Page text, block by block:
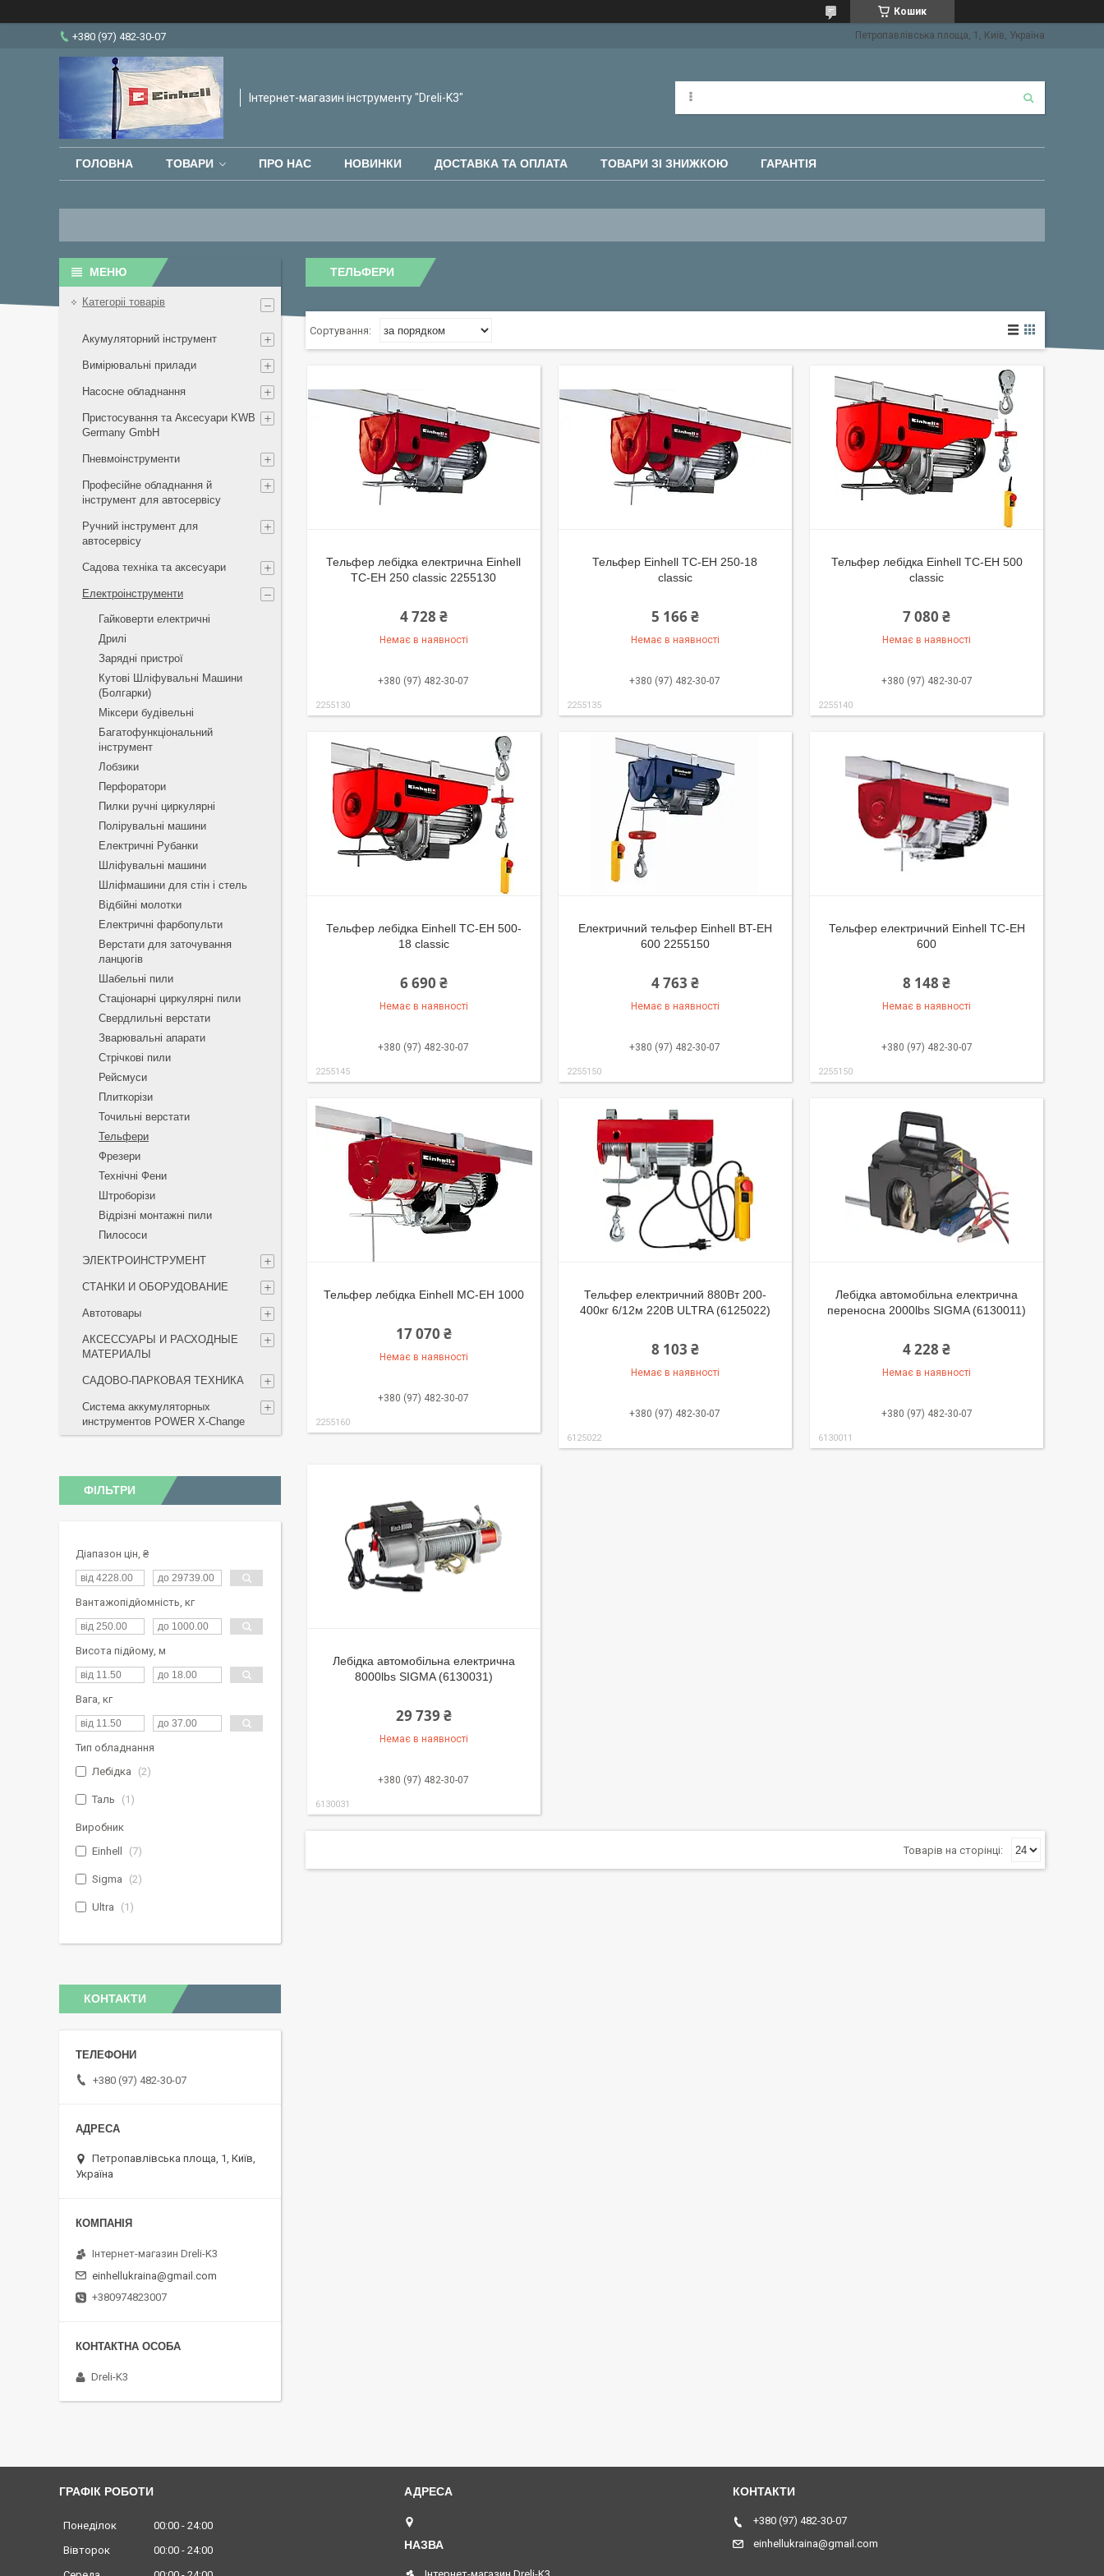
Кошик
+380 (97) 482-30-07 Петропавлівська площа, 1, Київ, Україна
Інтернет-магазин інструменту "Dreli-K3"
ГОЛОВНА ТОВАРИ ПРО НАС НОВИНКИ ДОСТАВКА ТА ОПЛАТА ТОВАРИ ЗІ ЗНИЖКОЮ ГАРАНТІЯ
ТЕЛЬФЕРИ
Тельфер лебідка електрична Einhell
TC-EH 250 classic 2255130
4 728 ₴
Немає в наявності
+380 (97) 482-30-07
2255130
Тельфер Einhell TC-EH 250-18
classic
5 166 ₴
Немає в наявності
+380 (97) 482-30-07
2255135
Тельфер лебідка Einhell TC-EH 500
classic
7 080 ₴
Немає в наявності
+380 (97) 482-30-07
2255140
Тельфер лебідка Einhell TC-EH 500-
18 classic
6 690 ₴
Немає в наявності
+380 (97) 482-30-07
2255145
Електричний тельфер Einhell BT-EH
600 2255150
4 763 ₴
Немає в наявності
+380 (97) 482-30-07
2255150
Тельфер електричний Einhell TC-EH
600
8 148 ₴
Немає в наявності
+380 (97) 482-30-07
2255150
Тельфер лебідка Einhell МС-EH 1000
17 070 ₴
Немає в наявності
+380 (97) 482-30-07
2255160
Тельфер електричний 880Вт 200-
400кг 6/12м 220В ULTRA (6125022)
8 103 ₴
Немає в наявності
+380 (97) 482-30-07
6125022
Лебідка автомобільна електрична
переносна 2000lbs SIGMA (6130011)
4 228 ₴
Немає в наявності
+380 (97) 482-30-07
6130011
Лебідка автомобільна електрична
8000lbs SIGMA (6130031)
29 739 ₴
Немає в наявності
+380 (97) 482-30-07
6130031
Категоріі товарів
Акумуляторний інструмент
Вимірювальні прилади
Насосне обладнання
Пристосування та Аксесуари KWB
Germany GmbH
Пневмоінструменти
Професійне обладнання й
інструмент для автосервісу
Ручний інструмент для
автосервісу
Садова техніка та аксесуари
Електроінструменти
Гайковерти електричні
Дрилі
Зарядні пристрої
Кутові Шліфувальні Машини
(Болгарки)
Міксери будівельні
Багатофункціональний
інструмент
Лобзики
Перфоратори
Пилки ручні циркулярні
Полірувальні машини
Електричні Рубанки
Шліфувальні машини
Шліфмашини для стін і стель
Відбійні молотки
Електричні фарбопульти
Верстати для заточування
ланцюгів
Шабельні пили
Стаціонарні циркулярні пили
Свердлильні верстати
Зварювальні апарати
Стрічкові пили
Рейсмуси
Плиткорізи
Точильні верстати
Тельфери
Фрезери
Технічні Фени
Штроборізи
Відрізні монтажні пили
Пилососи
ЭЛЕКТРОИНСТРУМЕНТ
СТАНКИ И ОБОРУДОВАНИЕ
Автотовары
АКСЕССУАРЫ И РАСХОДНЫЕ
МАТЕРИАЛЫ
САДОВО-ПАРКОВАЯ ТЕХНИКА
Система аккумуляторных
инструментов POWER X-Change
ФІЛЬТРИ
Діапазон цін, ₴
Вантажопідйомність, кг
Висота підйому, м
Вага, кг
Тип обладнання
Лебідка
2
Таль 1
Виробник
Einhell
7
Sigma 2
Ultra 1
КОНТАКТИ
+380 (97) 482-30-07
Петропавлівська площа, 1, Київ,
Україна
Інтернет-магазин Dreli-K3
einhellukraina@gmail.com
+380974823007
Dreli-K3
ГРАФІК РОБОТИ
Понеділок 00:00
24:00
Вівторок
00:00
24:00
+380 (97) 482-30-07
einhellukraina@gmail.com